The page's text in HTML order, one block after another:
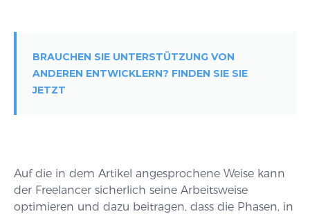
BRAUCHEN SIE UNTERSTÜTZUNG VON
ANDEREN ENTWICKLERN? FINDEN SIE SIE
JETZT
Auf die in dem Artikel angesprochene Weise kann
der Freelancer sicherlich seine Arbeitsweise
optimieren und dazu beitragen, dass die Phasen, in